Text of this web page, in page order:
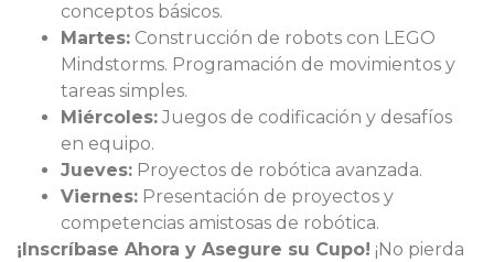
conceptos básicos.
Martes: Construcción de robots con LEGO
Mindstorms. Programación de movimientos y
tareas simples.
Miércoles: Juegos de codificación y desafíos
en equipo.
Jueves: Proyectos de robótica avanzada.
Viernes: Presentación de proyectos y
competencias amistosas de robótica.
¡Inscríbase Ahora y Asegure su Cupo! ¡No pierda